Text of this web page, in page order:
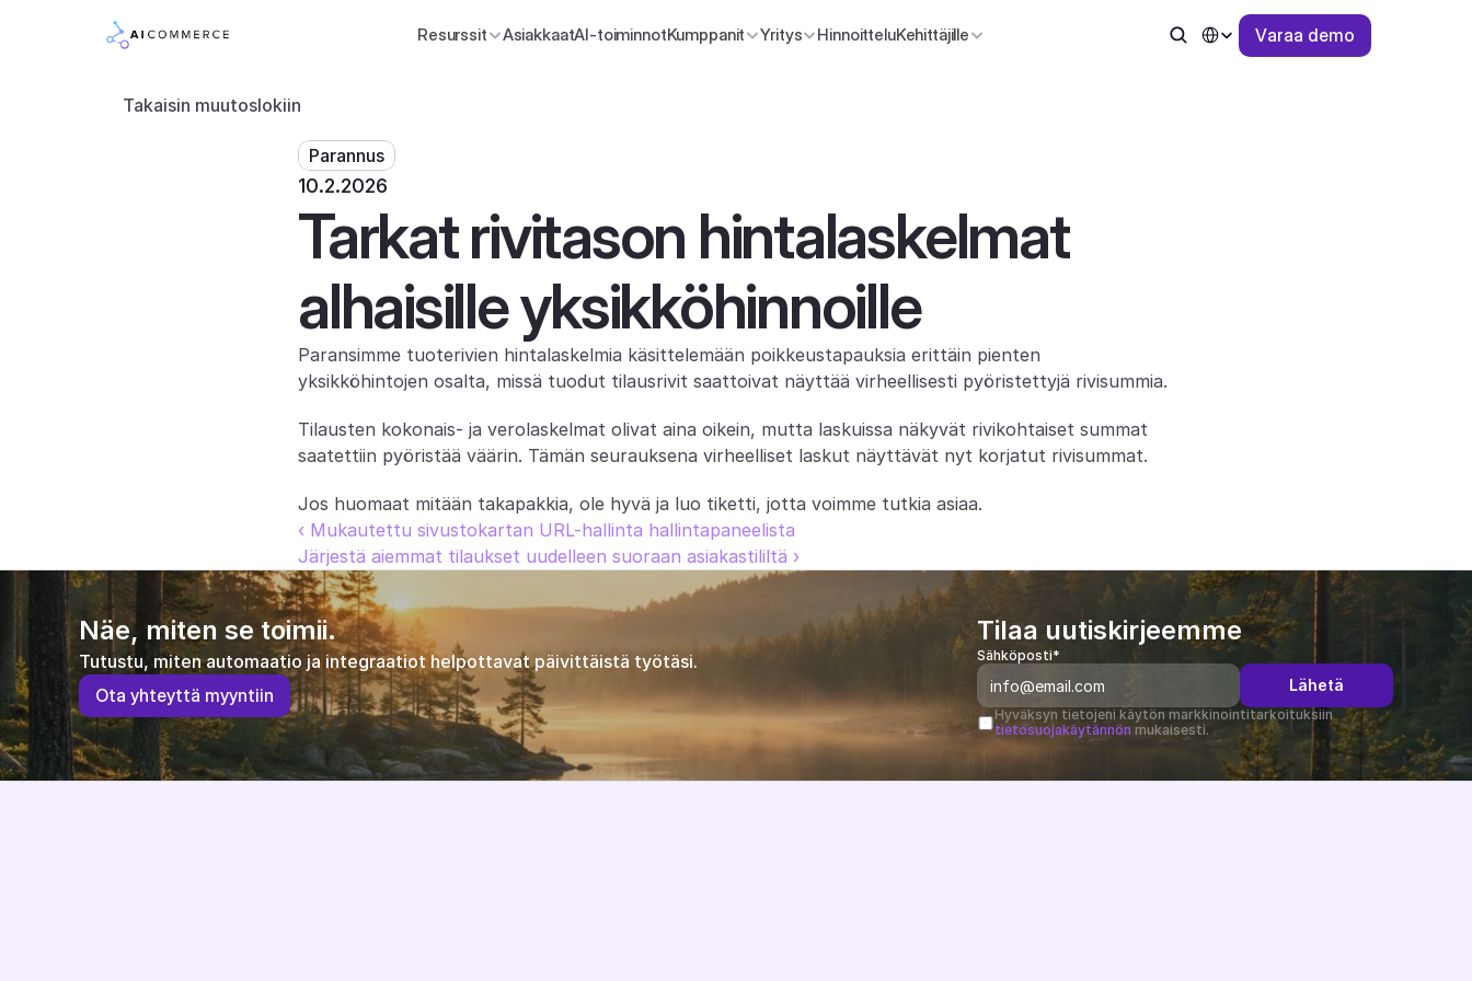
Resurssit AsiakkaatAI-toiminnotKumppanit Yritys HinnoitteluKehittäjille
Select Language
Varaa demo
Takaisin muutoslokiin
Parannus
10.2.2026
Tarkat rivitason hintalaskelmat
alhaisille yksikköhinnoille
Paransimme tuoterivien hintalaskelmia käsittelemään poikkeustapauksia erittäin pienten
yksikköhintojen osalta, missä tuodut tilausrivit saattoivat näyttää virheellisesti pyöristettyjä rivisummia.
Tilausten kokonais- ja verolaskelmat olivat aina oikein, mutta laskuissa näkyvät rivikohtaiset summat
saatettiin pyöristää väärin. Tämän seurauksena virheelliset laskut näyttävät nyt korjatut rivisummat.
Jos huomaat mitään takapakkia, ole hyvä ja luo tiketti, jotta voimme tutkia asiaa.
‹ Mukautettu sivustokartan URL-hallinta hallintapaneelista
Järjestä aiemmat tilaukset uudelleen suoraan asiakastililtä ›
Näe, miten se toimii.
Tutustu, miten automaatio ja integraatiot helpottavat päivittäistä työtäsi.
Ota yhteyttä myyntiin
Tilaa uutiskirjeemme
Sähköposti*
Lähetä
Hyväksyn tietojeni käytön markkinointitarkoituksiin
tietosuojakäytännön mukaisesti.